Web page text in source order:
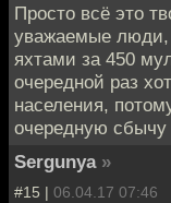
Просто всё это
уважаемые
яхтами за 450
очередной раз
населения,
очередную сбычу
Sergunya »
#15 | 06.04.17 07:46